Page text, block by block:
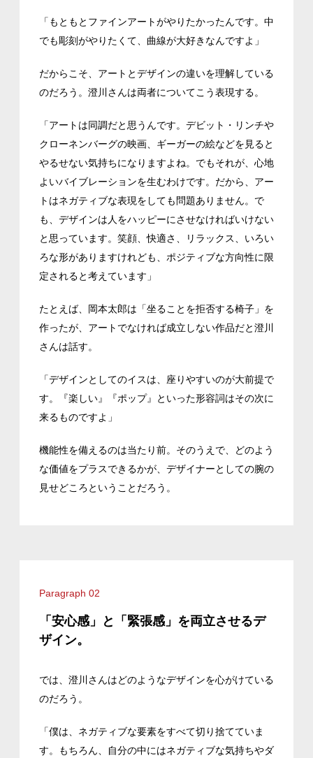
「もともとファインアートがやりたかったんです。中
でも彫刻がやりたくて、曲線が大好きなんですよ」
だからこそ、アートとデザインの違いを理解している
のだろう。澄川さんは両者についてこう表現する。
「アートは同調だと思うんです。デビット・リンチや
クローネンバーグの映画、ギーガーの絵などを見ると
やるせない気持ちになりますよね。でもそれが、心地
よいバイブレーションを生むわけです。だから、アー
トはネガティブな表現をしても問題ありません。で
も、デザインは人をハッピーにさせなければいけない
と思っています。笑顔、快適さ、リラックス、いろい
ろな形がありますけれども、ポジティブな方向性に限
定されると考えています」
たとえば、岡本太郎は「坐ることを拒否する椅子」を
作ったが、アートでなければ成立しない作品だと澄川
さんは話す。
「デザインとしてのイスは、座りやすいのが大前提で
す。『楽しい』『ポップ』といった形容詞はその次に
来るものですよ」
機能性を備えるのは当たり前。そのうえで、どのよう
な価値をプラスできるかが、デザイナーとしての腕の
見せどころということだろう。
Paragraph 02
「安心感」と「緊張感」を両立させるデ
ザイン。
では、澄川さんはどのようなデザインを心がけている
のだろう。
「僕は、ネガティブな要素をすべて切り捨てていま
す。もちろん、自分の中にはネガティブな気持ちやダ